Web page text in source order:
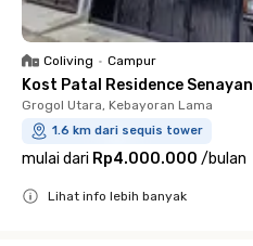
Coliving • Campur
Kost Patal Residence Senayan
Grogol Utara, Kebayoran Lama
1.6 km dari sequis tower
mulai dari Rp4.000.000 /bulan
Lihat info lebih banyak